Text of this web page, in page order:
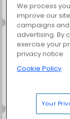
Solitaire
We process
improve our
campaigns
advertising. By
exercise your
privacy notice
Cookie Policy
Your